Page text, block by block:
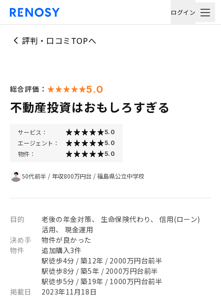
ログイン
評判・口コミTOPへ
総合評価： 5.0
不動産投資はおもしろすぎる
サービス： 5.0
エージェント： 5.0
物件： 5.0
50代前半 / 年収800万円台 /福島県公立中学校
目的
老後の年金対策、 生命保険代わり、 信用(ローン)
活用、 現金運用
決め手
物件が良かった
物件
追加購入3件
駅徒歩4分 / 築12年 / 2000万円台前半
駅徒歩8分 / 築5年 / 2000万円台前半
駅徒歩5分 / 築19年 / 1000万円台前半
掲載日
2023年11月18日